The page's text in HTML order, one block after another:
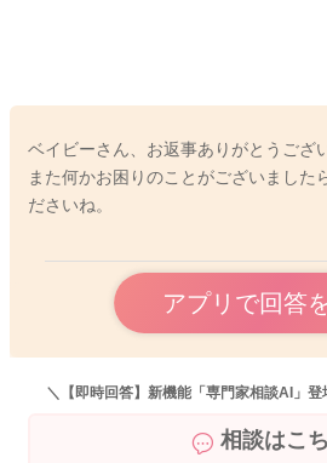
ベイビーさん、お返事ありがとうござ
また何かお困りのことがございました
ださいね。
アプリで回答
＼【即時回答】新機能「専門家相談AI」
相談はこ